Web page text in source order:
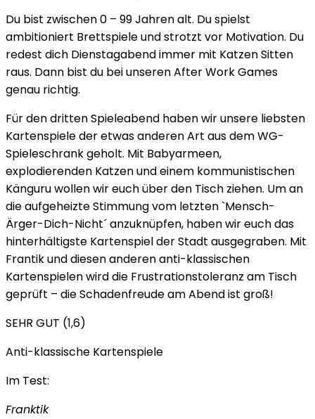
Du bist zwischen 0 – 99 Jahren alt. Du spielst
ambitioniert Brettspiele und strotzt vor Motivation. Du
redest dich Dienstagabend immer mit Katzen Sitten
raus. Dann bist du bei unseren After Work Games
genau richtig.
Für den dritten Spieleabend haben wir unsere liebsten
Kartenspiele der etwas anderen Art aus dem WG-
Spieleschrank geholt. Mit Babyarmeen,
explodierenden Katzen und einem kommunistischen
Känguru wollen wir euch über den Tisch ziehen. Um an
die aufgeheizte Stimmung vom letzten `Mensch-
Ärger-Dich-Nicht´ anzuknüpfen, haben wir euch das
hinterhältigste Kartenspiel der Stadt ausgegraben. Mit
Frantik und diesen anderen anti-klassischen
Kartenspielen wird die Frustrationstoleranz am Tisch
geprüft – die Schadenfreude am Abend ist groß!
SEHR GUT (1,6)
Anti-klassische Kartenspiele
Im Test:
Franktik